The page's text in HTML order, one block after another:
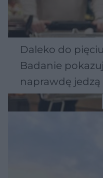
Daleko do
Badanie
naprawdę